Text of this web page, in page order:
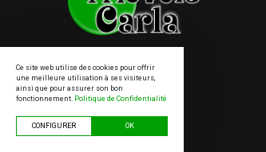
Ce site web utilise des cookies pour offrir
une meilleure utilisation à ses visiteurs,
ainsi que pour assurer son bon
fonctionnement. Politique de Confidentialité
CONFIGURER OK